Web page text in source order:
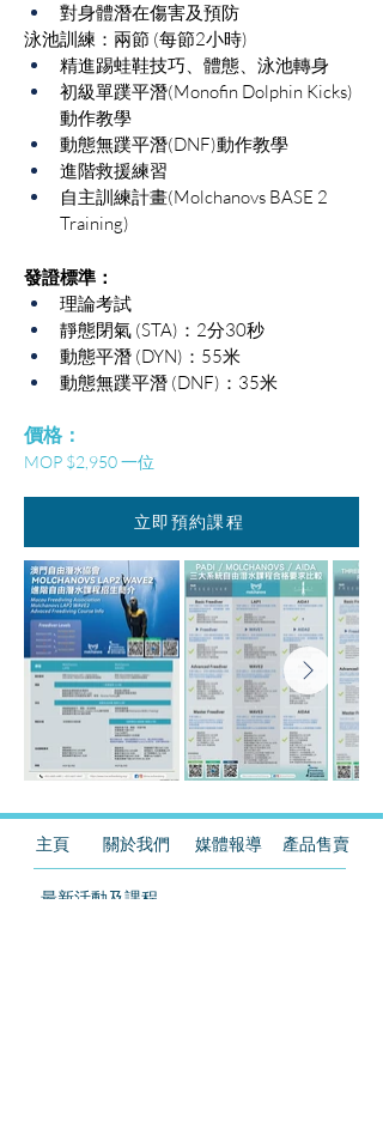
對身體潛在傷害及預防
泳池訓練：兩節 (每節2小時)
精進踢蛙鞋技巧、體態、泳池轉身
初級單蹼平潛(Monofin Dolphin Kicks)
動作教學
動態無蹼平潛(DNF)動作教學
進階救援練習
自主訓練計畫(Molchanovs BASE 2
Training)
發證標準：
理論考試
靜態閉氣 (STA)：2分30秒
動態平潛 (DYN)：55米
動態無蹼平潛 (DNF)：35米
​價格：
MOP $2,950 一位
立即預約課程
主頁 關於我們 媒體報導 產品售賣
最新活動及課程